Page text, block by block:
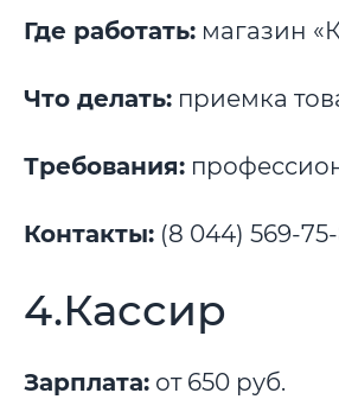
Где работать: магазин
Что делать: приемка
Требования:
Контакты: (8 044) 569-
4.Кассир
Зарплата: от 650 руб.